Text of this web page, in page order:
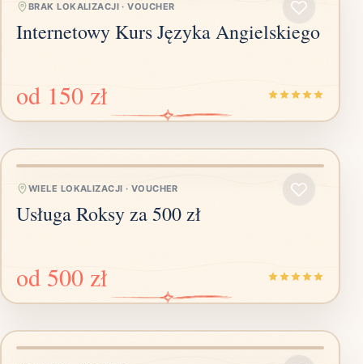
BRAK LOKALIZACJI ·VOUCHER
Internetowy Kurs Języka Angielskiego
od 150 zł
WIELE LOKALIZACJI · VOUCHER
Usługa Roksy za 500 zł
od 500 zł